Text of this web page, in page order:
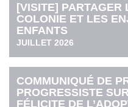
[VISITE] PARTAGER
COLONIE ET LES
ENFANTS
JUILLET 2026
COMMUNIQUÉ DE
PROGRESSISTE
FÉLICITE DE